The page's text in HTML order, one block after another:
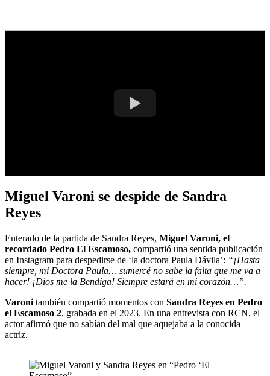
Miguel Varoni se despide de Sandra
Reyes
Enterado de la partida de Sandra Reyes, Miguel Varoni, el
recordado Pedro El Escamoso, compartió una sentida publicación
en Instagram para despedirse de ‘la doctora Paula Dávila’: “¡Hasta
siempre, mi Doctora Paula… sumercé no sabe la falta que me va a
hacer! ¡Dios me la Bendiga! Siempre estará en mi corazón…”.
Varoni también compartió momentos con Sandra Reyes en Pedro
el Escamoso 2, grabada en el 2023. En una entrevista con RCN, el
actor afirmó que no sabían del mal que aquejaba a la conocida
actriz.